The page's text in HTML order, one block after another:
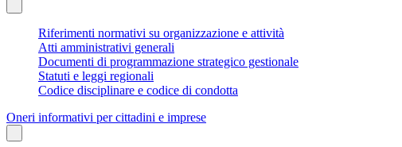
Riferimenti normativi su organizzazione e attività
Atti amministrativi generali
Documenti di programmazione strategico gestionale
Statuti e leggi regionali
Codice disciplinare e codice di condotta
Oneri informativi per cittadini e imprese